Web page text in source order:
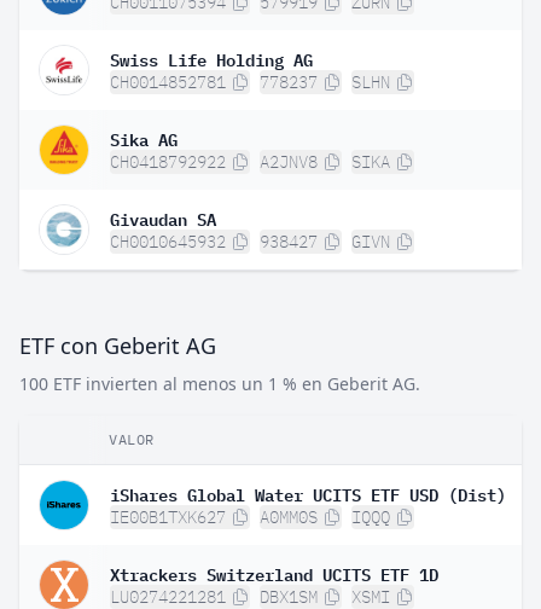
Swiss Life Holding AG
CH0014852781 778237 SLHN
Sika AG
CH0418792922 A2JNV8 SIKA
Givaudan SA
CH0010645932 938427 GIVN
ETF con Geberit AG
100 ETF invierten al menos un 1 % en Geberit AG.
VALOR
iShares Global Water UCITS ETF USD (Dist)
IE00B1TXK627 A0MM0S IQQQ
Xtrackers Switzerland UCITS ETF 1D
LU0274221281 DBX1SM XSMI